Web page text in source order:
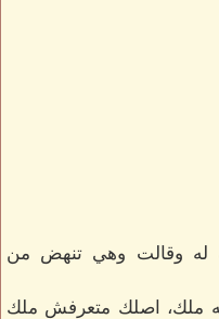
له وقالت وهي تنهض من
ملك، اصلك متعرفش ملك